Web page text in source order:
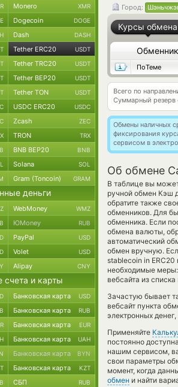
Город:
Курсы обмена
Обменник
ПоТеме
Всего по
Суммарный резерв
Обмены наличных
фиксирования
сервисом в
Об обмене
В таблице вы
ручной обмен Кэш
обратите также
обменников. Для
обменника. Если
обмена валюты,
автоматический
обмен вручную.
stablecoin in
необходимые
вебсайта из
Зачастую бывает
вебсайт пункта
электронных
Применяйте
постоянно
нашим сервисом,
свои параметры
момент, когда
обмен и найти
Monero XMR
Dogecoin DOGE
Dash DASH
Tether ERC20 USDT
Tether TRC20 USDT
Tether BEP20 USDT
Tether TON USDT
USDC ERC20 USDC
Zcash ZEC
TRON TRX
BNB BEP20 BNB
Solana SOL
Gram (Toncoin) GRAM
деньги
WebMoney WMZ
ЮMoney RUB
PayPal USD
Volet USD
Alipay CNY
счета и карты
Банковская карта USD
Банковская карта RUB
Банковская карта EUR
Банковская карта UAH
Банковская карта BYN
Банковская карта KZT
СБП RUB